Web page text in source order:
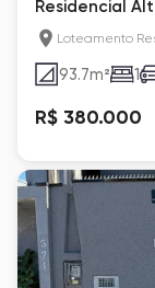
Residencial
Loteamento
93.7m² 1
R$ 380.000